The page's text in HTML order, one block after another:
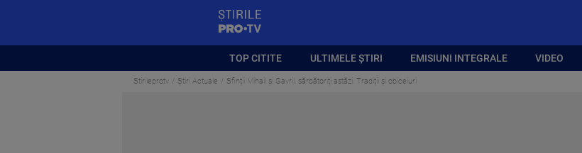
TOP CITITE ULTIMELE ȘTIRI EMISIUNI INTEGRALE VIDEO
Stirileprotv Știri Actuale Sfinții Mihail și Gavril, sărbătoriți astăzi. Tradiții și obiceiuri